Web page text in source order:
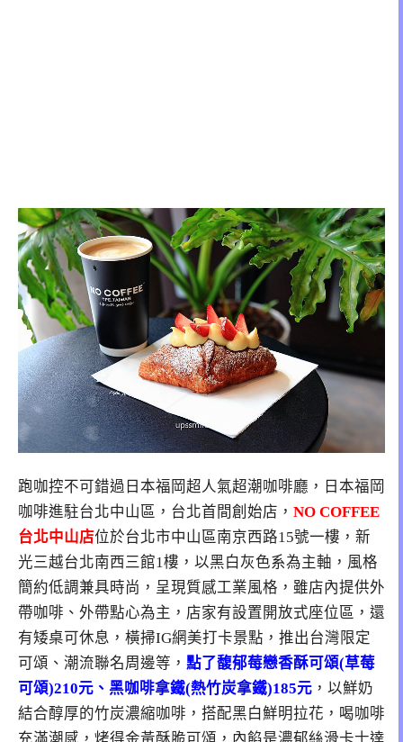
跑咖控不可錯過日本福岡超人氣超潮咖啡廳，日本福岡
咖啡進駐台北中山區，台北首間創始店， NO COFFEE
台北中山店位於台北市中山區南京西路15號一樓 ，新
光三越台北南西三館1樓，以黑白灰色系為主軸，風格
簡約低調兼具時尚，呈現質感工業風格，雖店內提供外
帶咖啡、外帶點心為主，店家有設置開放式座位區，還
有矮桌可休息，橫掃IG網美打卡景點，推出台灣限定
可頌、潮流聯名周邊等， 點了馥郁莓戀香酥可頌(草莓
可頌)210元、黑咖啡拿鐵(熱竹炭拿鐵)185元 ，以鮮奶
結合醇厚的竹炭濃縮咖啡，搭配黑白鮮明拉花，喝咖啡